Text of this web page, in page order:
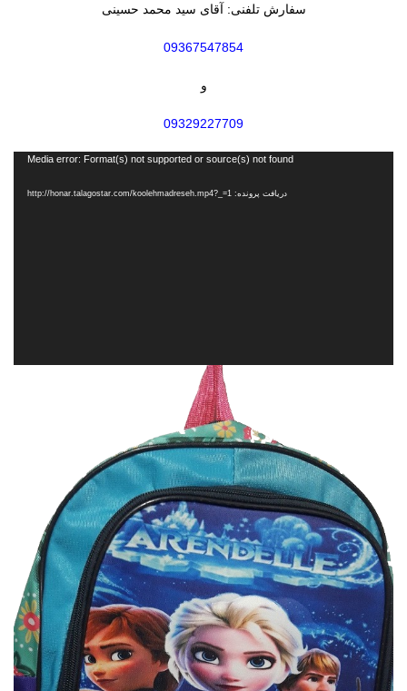
سفارش تلفنی: آقای سید محمد حسینی
09367547854
و
09329227709
Media error: Format(s) not supported or source(s) not found
دریافت پرونده: http://honar.talagostar.com/koolehmadreseh.mp4?_=1